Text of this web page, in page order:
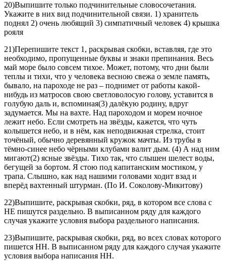
20)Выпишите только подчинительные словосочетания.
Укажите в них вид подчинительной связи. 1) хранитель
поднял 2) очень любящий 3) симпатичный человек 4) крышка
рояля
21)Перепишите текст 1, раскрывая скобки, вставляя, где это
необходимо, пропущенные буквы и знаки препинания. Весь
май море было совсем тихое. Может, потому, что дни были
теплы и тихи, что у человека весною свежа о земле память,
бывало, на пароходе не раз – поднимет от работы какой-
нибудь из матросов свою светловолосую голову, уставится в
голубую даль и, вспоминая(3) далёкую родину, вдруг
задумается. Мы на вахте. Над пароходом и морем ночное
лежит небо. Если смотреть на звёзды, кажется, что чуть
колышется небо, и в нём, как неподвижная стрелка, стоит
точёный, обычно деревянный кружок мачты. Из трубы в
тёмно-синее небо чёрными клубами валит дым. (4) А над ним
мигают(2) ясные звёзды. Тихо так, что слышен шелест воды,
бегущей за бортом. Я стою под капитанским мостиком, у
трапа. Слышно, как над нашими головами ходит взад и
вперёд вахтенный штурман. (По И. Соколову-Микитову)
22)Выпишите, раскрывая скобки, ряд, в котором все слова с
НЕ пишутся раздельно. В выписанном ряду для каждого
случая укажите условия выбора раздельного написания.
23)Выпишите, раскрывая скобки, ряд, во всех словах которого
пишется НН. В выписанном ряду для каждого случая укажите
условия выбора написания НН.